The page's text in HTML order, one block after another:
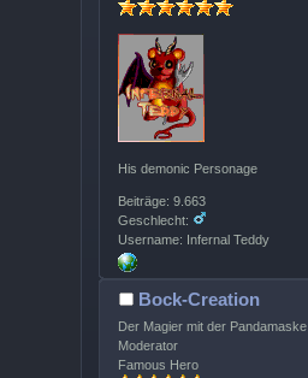
His demonic Personage
Beiträge: 9.663
Geschlecht:
Username: Infernal Teddy
Bock-Creation
Der Magier mit der Pandamaske
Moderator
Famous Hero